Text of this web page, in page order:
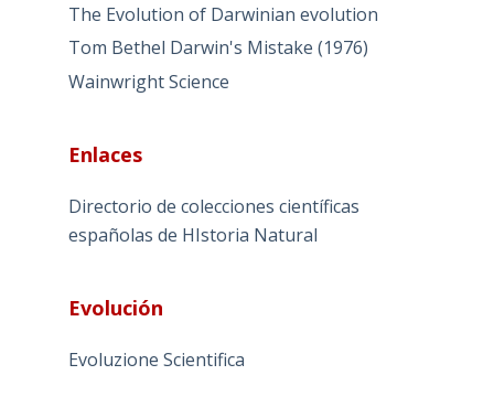
The Evolution of Darwinian evolution
Tom Bethel Darwin's Mistake (1976)
Wainwright Science
Enlaces
Directorio de colecciones científicas
españolas de HIstoria Natural
Evolución
Evoluzione Scientifica